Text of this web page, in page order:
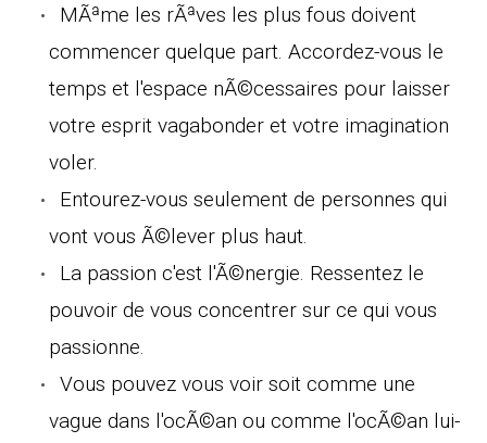
MÃªme les rÃªves les plus fous doivent
commencer quelque part. Accordez-vous le
temps et l'espace nÃ©cessaires pour laisser
votre esprit vagabonder et votre imagination
voler.
Entourez-vous seulement de personnes qui
vont vous Ã©lever plus haut.
La passion c'est l'Ã©nergie. Ressentez le
pouvoir de vous concentrer sur ce qui vous
passionne.
Vous pouvez vous voir soit comme une
vague dans l'ocÃ©an ou comme l'ocÃ©an lui-